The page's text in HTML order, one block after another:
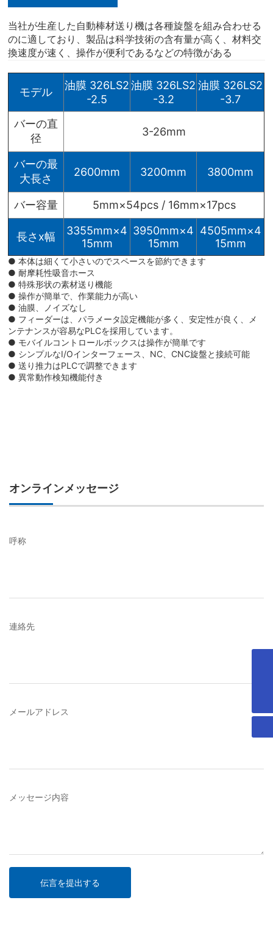
当社が生産した自動棒材送り機は各種旋盤を組み合わせる
のに適しており、製品は科学技術の含有量が高く、材料交
換速度が速く、操作が便利であるなどの特徴がある
モデル
油膜 326LS2
-2.5
油膜 326LS2
-3.2
油膜 326LS2
-3.7
バーの直
径
3-26mm
バーの最
大長さ
2600mm 3200mm 3800mm
バー容量 5mm×54pcs / 16mm×17pcs
長さx幅
3355mm×4
15mm
3950mm×4
15mm
4505mm×4
15mm
● 本体は細くて小さいのでスペースを節約できます
● 耐摩耗性吸音ホース
● 特殊形状の素材送り機能
● 操作が簡単で、作業能力が高い
● 油膜、ノイズなし
● フィーダーは、パラメータ設定機能が多く、安定性が良く、メ
ンテナンスが容易なPLCを採用しています。
● モバイルコントロールボックスは操作が簡単です
● シンプルなI/Oインターフェース、NC、CNC旋盤と接続可能
● 送り推力はPLCで調整できます
● 異常動作検知機能付き
オンラインメッセージ
呼称
連絡先
メールアドレス
メッセージ内容
伝言を提出する